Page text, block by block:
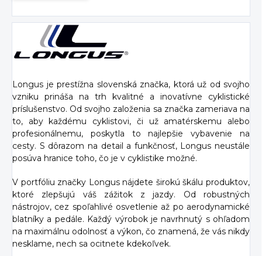
Longus je prestížna slovenská značka, ktorá už od svojho
vzniku prináša na trh kvalitné a inovatívne cyklistické
príslušenstvo. Od svojho založenia sa značka zameriava na
to, aby každému cyklistovi, či už amatérskemu alebo
profesionálnemu, poskytla to najlepšie vybavenie na
cesty. S dôrazom na detail a funkčnosť, Longus neustále
posúva hranice toho, čo je v cyklistike možné.
V portfóliu značky Longus nájdete širokú škálu produktov,
ktoré zlepšujú váš zážitok z jazdy. Od robustných
nástrojov, cez spoľahlivé osvetlenie až po aerodynamické
blatníky a pedále. Každý výrobok je navrhnutý s ohľadom
na maximálnu odolnosť a výkon, čo znamená, že vás nikdy
nesklame, nech sa ocitnete kdekoľvek.